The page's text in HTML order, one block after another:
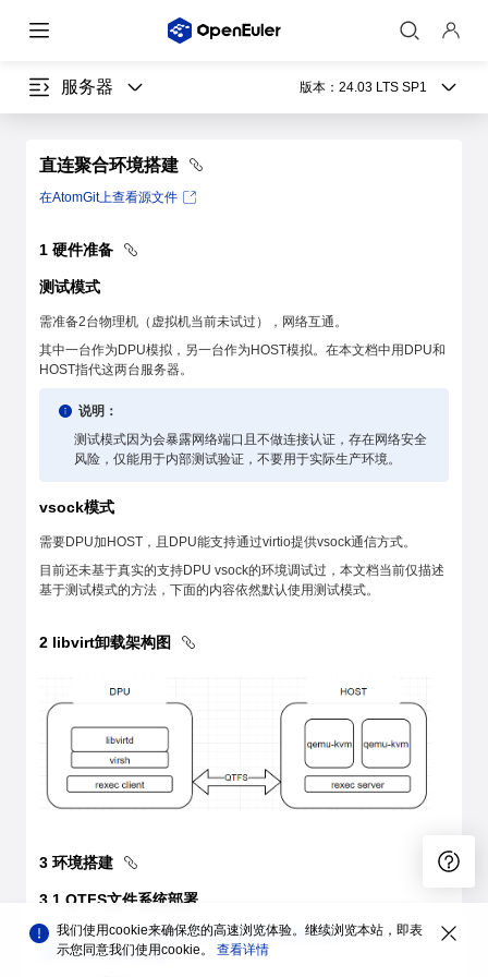
服务器 版本： 24.03 LTS SP1
直连聚合环境搭建
在AtomGit上查看源文件
1 硬件准备
测试模式
需准备2台物理机（虚拟机当前未试过），网络互通。
其中一台作为DPU模拟，另一台作为HOST模拟。在本文档中用DPU和
HOST指代这两台服务器。
说明：
测试模式因为会暴露网络端口且不做连接认证，存在网络安全
风险，仅能用于内部测试验证，不要用于实际生产环境。
vsock模式
需要DPU加HOST，且DPU能支持通过virtio提供vsock通信方式。
目前还未基于真实的支持DPU vsock的环境调试过，本文档当前仅描述
基于测试模式的方法，下面的内容依然默认使用测试模式。
2 libvirt卸载架构图
3 环境搭建
3.1 QTFS文件系统部署
可参考qtfs主页：https://atomgit.com/openeuler/dpu-
utilities/tree/master/qtfs
我们使用cookie来确保您的高速浏览体验。继续浏览本站，即表
示您同意我们使用cookie。 查看详情